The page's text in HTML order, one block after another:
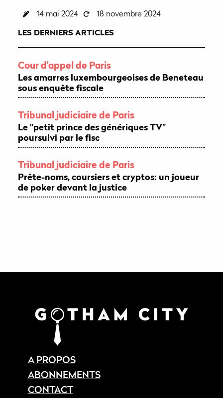
14 mai 2024
18 novembre 2024
LES DERNIERS ARTICLES
Cour d'appel de Paris
Les amarres luxembourgeoises de Beneteau
sous enquête fiscale
Tribunal judiciaire de Paris
Le "petit prince des génériques TV"
poursuivi par le fisc
Tribunal judiciaire de Paris
Prête-noms, coursiers et cryptos: un joueur
de poker devant la justice
A PROPOS
ABONNEMENTS
CONTACT